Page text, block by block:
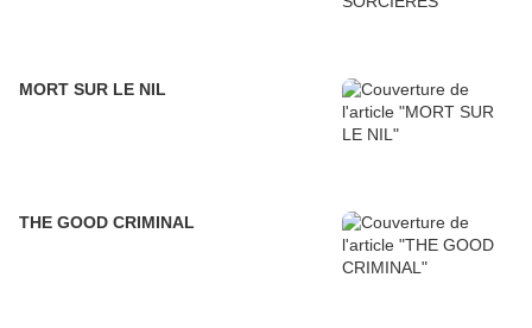
MORT SUR LE NIL
THE GOOD CRIMINAL